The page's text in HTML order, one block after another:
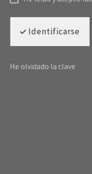
Identificarse
He olvidado la clave